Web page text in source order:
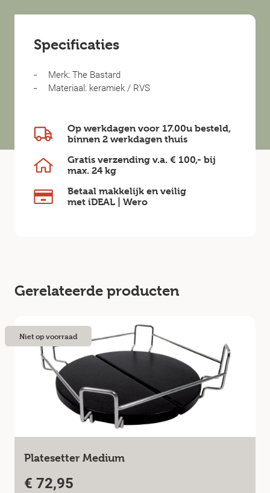
Specificaties
Merk: The Bastard
Materiaal: keramiek / RVS
Op werkdagen voor 17.00u besteld,
binnen 2 werkdagen thuis
Gratis verzending v.a. € 100,- bij
max. 24 kg
Betaal makkelijk en veilig
met iDEAL | Wero
Gerelateerde producten
Platesetter Medium
€ 72,95
Niet op voorraad